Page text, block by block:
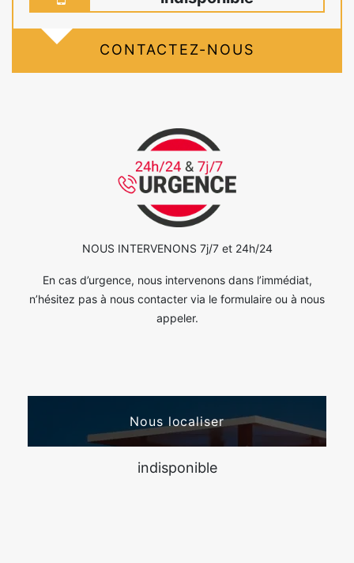
CONTACTEZ-NOUS
NOUS INTERVENONS 7j/7 et 24h/24
En cas d’urgence, nous intervenons dans l’immédiat,
n’hésitez pas à nous contacter via le formulaire ou à nous
appeler.
Nous localiser
indisponible